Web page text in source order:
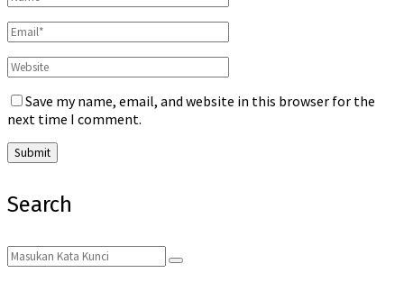
Save my name, email, and website in this browser for the
next time I comment.
Search
Search
for:
Search